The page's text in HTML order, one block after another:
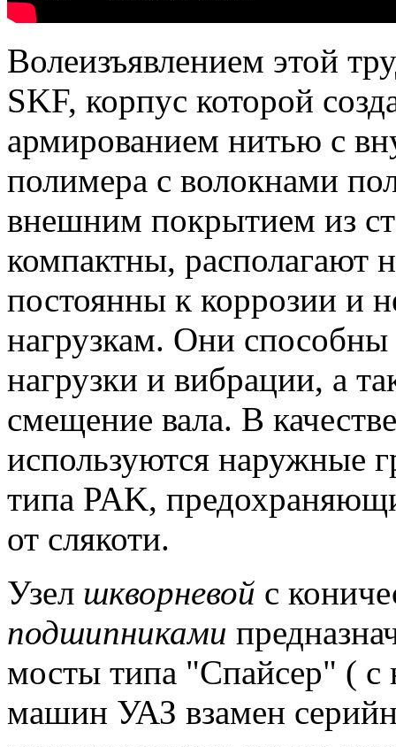
Волеизъявлением этой
SKF, корпус которой
армированием нитью с
полимера с волокнами
внешним покрытием из
компактны, располагают
постоянны к коррозии и
нагрузкам. Они способны
нагрузки и вибрации, а
смещение вала. В
используются наружные
типа PAK,
от слякоти.
Узел шкворневой с
подшипниками
мосты типа "Спайсер" ( с
машин УАЗ взамен